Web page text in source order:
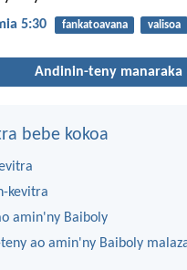
5:30 fankatoavana valisoa
Andinin-teny manaraka
bebe kokoa
kevitra
amin'ny Baiboly
ao amin'ny Baiboly